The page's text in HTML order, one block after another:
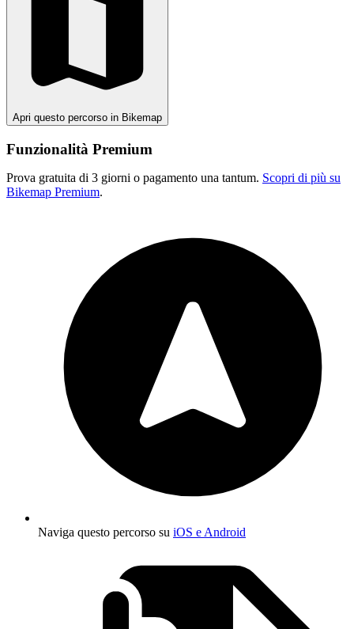
Apri questo percorso in Bikemap
Funzionalità Premium
Prova gratuita di 3 giorni o pagamento una tantum. Scopri di più su
Bikemap Premium.
Naviga questo percorso su iOS e Android